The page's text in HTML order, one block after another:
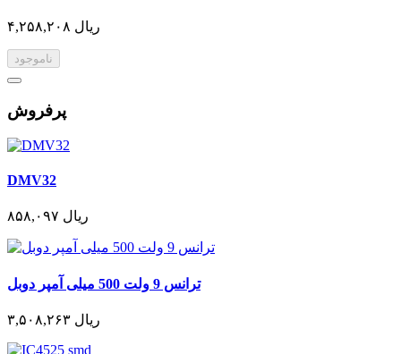
۴,۲۵۸,۲۰۸ ریال
ناموجود
پرفروش
DMV32
۸۵۸,۰۹۷ ریال
ترانس 9 ولت 500 میلی آمپر دوبل
۳,۵۰۸,۲۶۳ ریال